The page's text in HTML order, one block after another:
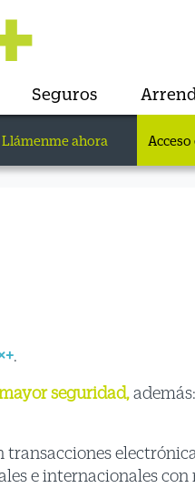
Seguros
Llámenme ahora Acceso
.
seguridad,además:
transacciones
e internacionales